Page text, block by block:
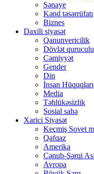
Sənaye
Kənd təsərrüfatı
Biznes
Daxili siyasət
Qanunvericilik
Dövlət
Cəmiyyət
Gender
Din
İnsan Hüquqları
Media
Təhlükəsizlik
Sosial sahə
Xarici Siyasət
Keçmiş Sovet
Qafqaz
Amerika
Cənub-Şərqi
Avropa